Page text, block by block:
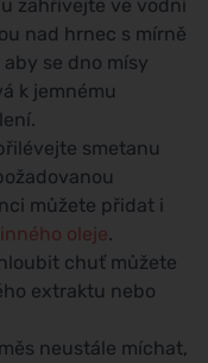
zahřívejte ve vodní
nad hrnec s mírně
se dno mísy
k jemnému
smetanu
můžete přidat i
oleje.
chuť můžete
extraktu nebo
neustále míchat,